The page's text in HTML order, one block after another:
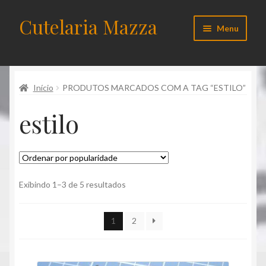
Pular
para
Pular
para
conteúdo
Cutelaria Mazza Menu
Acessórios
Carrinho de compras
Checkout
Cliente
Início PRODUTOS MARCADOS COM A TAG “ESTILO”
estilo
Exibindo 1–3 de 5 resultados
1
2